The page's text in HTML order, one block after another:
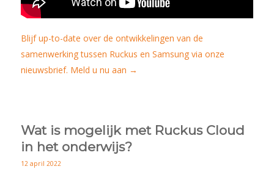
Blijf up-to-date over de ontwikkelingen van de
samenwerking tussen Ruckus en Samsung via onze
nieuwsbrief. Meld u nu aan →
Wat is mogelijk met Ruckus Cloud
in het onderwijs?
12 april 2022